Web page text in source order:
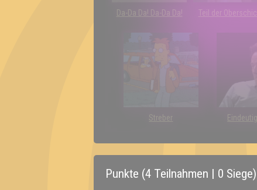
Da-Da Da! Da-Da Da! Teil der
Streber
Punkte (4 Teilnahmen | 0 Siege)